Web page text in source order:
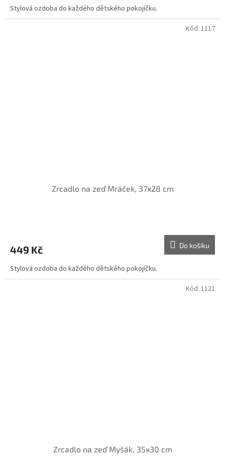
Stylová ozdoba do každého dětského pokojíčku.
Zrcadlo na zeď Mráček, 37x28 cm
je
z
5
449 Kč Do košíku
Stylová ozdoba do každého dětského pokojíčku.
Kód: 1117
Zrcadlo na zeď Myšák, 35x30 cm
Kód: 1121